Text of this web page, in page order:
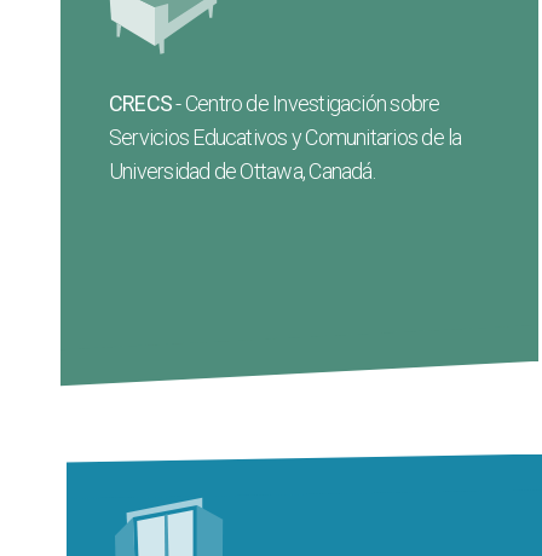
CRECS- Centro de Investigación sobre
Servicios Educativos y Comunitarios de la
Universidad de Ottawa, Canadá.
formación con organizaciones de los
sectores educativo, social y sanitario para
para la ciudadanía, especialmente para
personas en situación de exclusión y,
específicamente, afectadas por sinhogarismo.